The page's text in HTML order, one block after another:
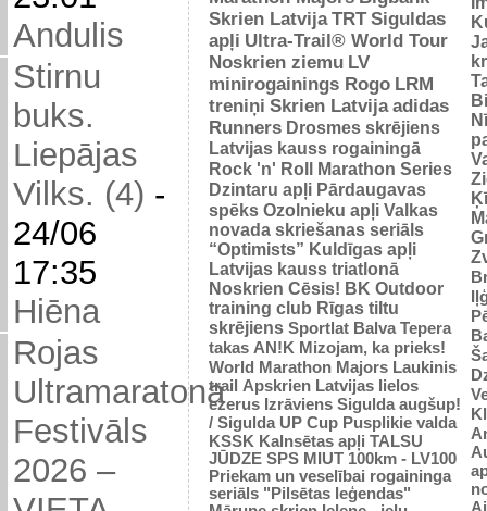
Andulis
Stirnu
buks.
Liepājas
Vilks. (4) -
24/06
17:35
Hiēna
Rojas
Ultramaratona
Festivāls
2026 –
Skrien Latvija TRT Siguldas
apļi Ultra-Trail® World Tour
Noskrien ziemu LV
minirogainings Rogo LRM
treniņi Skrien Latvija adidas
Runners Drosmes skrējiens
Latvijas kauss rogainingā
Rock 'n' Roll Marathon Series
Dzintaru apļi Pārdaugavas
spēks Ozolnieku apļi Valkas
novada skriešanas seriāls
“Optimists” Kuldīgas apļi
Latvijas kauss triatlonā
Noskrien Cēsis! BK Outdoor
training club Rīgas tiltu
skrējiens Sportlat Balva Tepera
takas AN!K Mizojam, ka prieks!
World Marathon Majors Laukinis
trail Apskrien Latvijas lielos
ezerus Izrāviens Sigulda augšup!
/ Sigulda UP Cup Pusplikie valda
KSSK Kalnsētas apļi TALSU
JŪDZE SPS MIUT 100km - LV100
Priekam un veselībai rogaininga
seriāls "Pilsētas leģendas"